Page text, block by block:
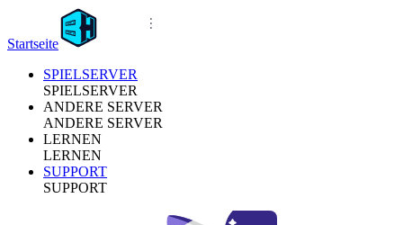
Startseite
SPIELSERVER
SPIELSERVER
ANDERE SERVER
ANDERE SERVER
LERNEN
LERNEN
SUPPORT
SUPPORT